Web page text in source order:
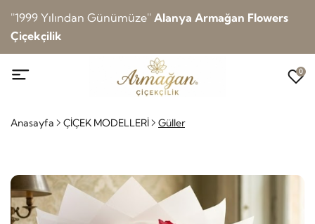
''1999 Yılından Günümüze'' Alanya Armağan Flowers
Çiçekçilik
0
Anasayfa ÇİÇEK MODELLERİ Güller